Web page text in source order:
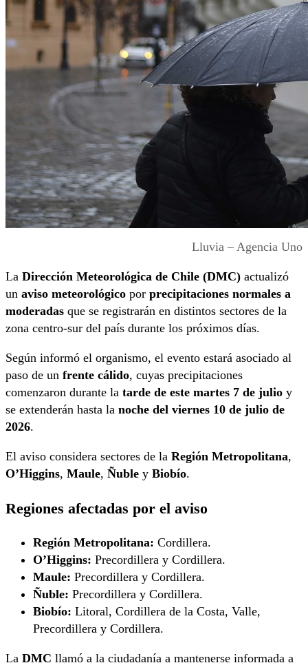
Lluvia – Agencia Uno
La Dirección Meteorológica de Chile (DMC) actualizó
un aviso meteorológico por precipitaciones normales a
moderadas que se registrarán en distintos sectores de la
zona centro-sur del país durante los próximos días.
Según informó el organismo, el evento estará asociado al
paso de un frente cálido, cuyas precipitaciones
comenzaron durante la tarde de este martes 7 de julio y
se extenderán hasta la noche del viernes 10 de julio de
2026.
El aviso considera sectores de la Región Metropolitana,
O’Higgins, Maule, Ñuble y Biobío.
Regiones afectadas por el aviso
Región Metropolitana: Cordillera.
O’Higgins: Precordillera y Cordillera.
Maule: Precordillera y Cordillera.
Ñuble: Precordillera y Cordillera.
Biobío: Litoral, Cordillera de la Costa, Valle,
Precordillera y Cordillera.
La DMC llamó a la ciudadanía a mantenerse informada a